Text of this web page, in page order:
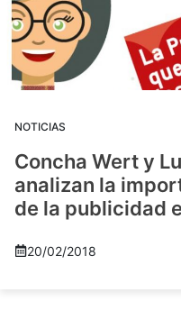
NOTICIAS
Concha Wert y
analizan la
de la publicidad
20/02/2018